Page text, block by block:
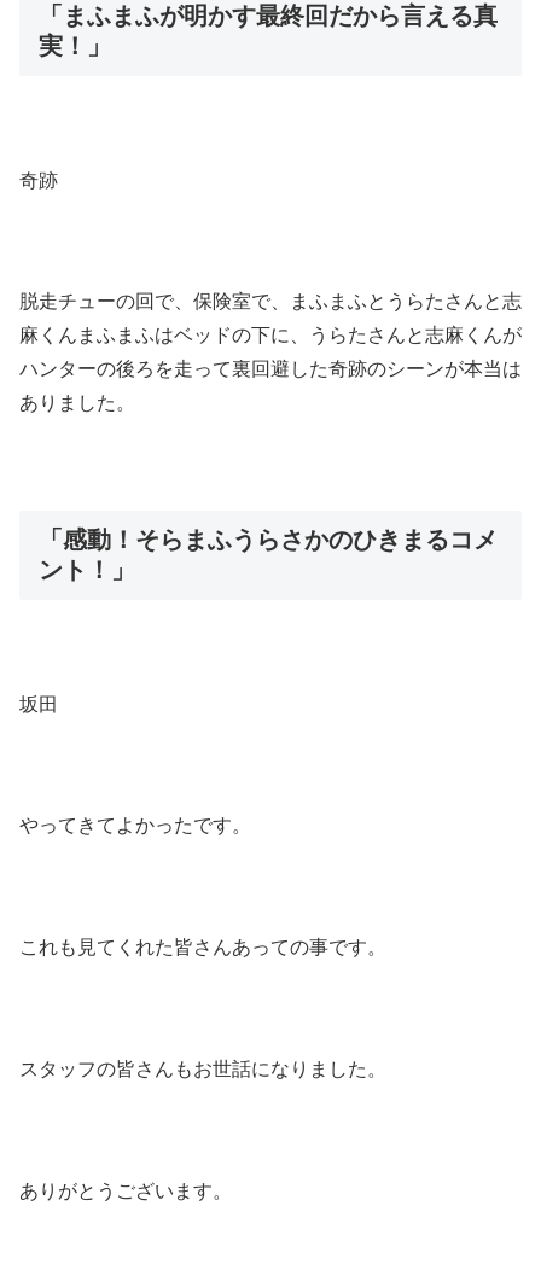
「まふまふが明かす最終回だから言える真
実！」
奇跡
脱走チューの回で、保険室で、まふまふとうらたさんと志
麻くんまふまふはベッドの下に、うらたさんと志麻くんが
ハンターの後ろを走って裏回避した奇跡のシーンが本当は
ありました。
「感動！そらまふうらさかのひきまるコメ
ント！」
坂田
やってきてよかったです。
これも見てくれた皆さんあっての事です。
スタッフの皆さんもお世話になりました。
ありがとうございます。